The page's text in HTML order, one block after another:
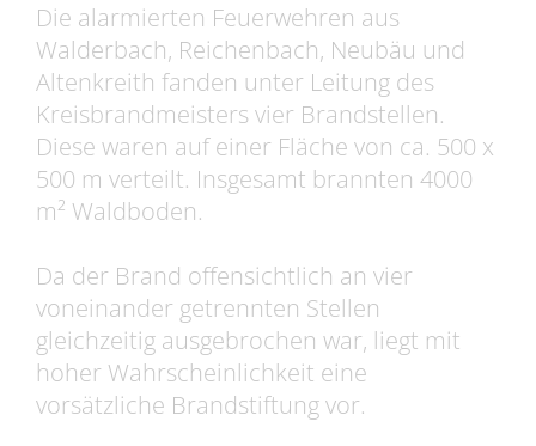
Die alarmierten Feuerwehren aus
Walderbach, Reichenbach, Neubäu und
Altenkreith fanden unter Leitung des
Kreisbrandmeisters vier Brandstellen.
Diese waren auf einer Fläche von ca. 500 x
500 m verteilt. Insgesamt brannten 4000
m² Waldboden.
Da der Brand offensichtlich an vier
voneinander getrennten Stellen
gleichzeitig ausgebrochen war, liegt mit
hoher Wahrscheinlichkeit eine
vorsätzliche Brandstiftung vor.